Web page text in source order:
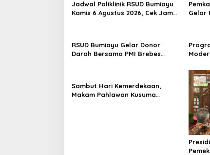
Jadwal Poliklinik RSUD Bumiayu
Kamis 6 Agustus 2026, Cek Jam
Gelar
RSUD Bumiayu Gelar Donor
Darah Bersama PMI Brebes
Sambut Hari Kemerdekaan,
Makam Pahlawan Kusuma